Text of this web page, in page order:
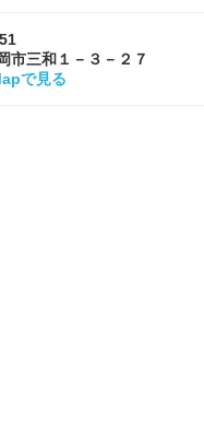
市三和１－３－２７
で見る